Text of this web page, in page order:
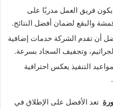
فريق العمل مدربًا على
والبقع لضمان أفضل النتائج.
أن تقدم الشركة خدمات إضافية
وتجفيف السجاد بسرعة.
التنفيذ يعكس احترافية
تعد الأفضل على الإطلاق في